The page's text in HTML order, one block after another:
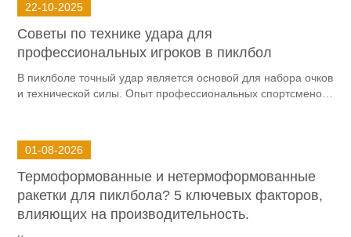
22-10-2025
Советы по технике удара для
профессиональных игроков в пиклбол
В пиклболе точный удар является основой для набора очков
и технической силы. Опыт профессиональных спортсменов
и агрессивность удара. Ниже представлены
профессиональные рекомендации по основам хвата в
пиклболе и основным навыкам удара.
01-08-2026
Термоформованные и нетермоформованные
ракетки для пиклбола? 5 ключевых факторов,
влияющих на производительность.